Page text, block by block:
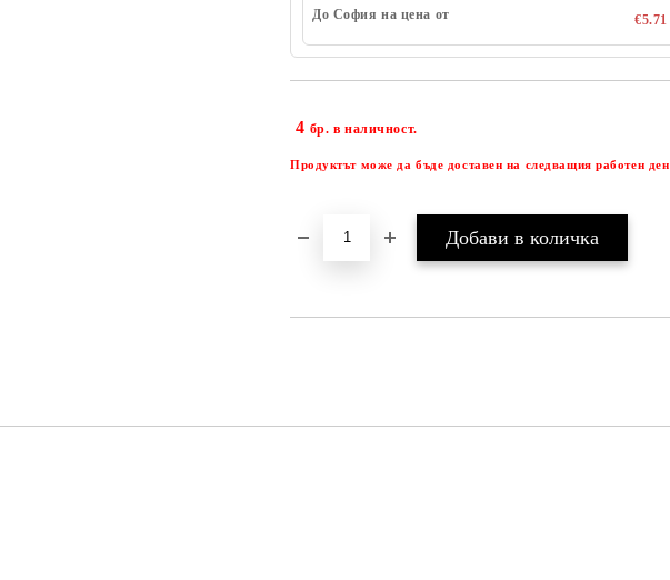
До София на цена от
€5.71
4 бр. в наличност.
Продуктът може да бъде доставен на следващия работен ден